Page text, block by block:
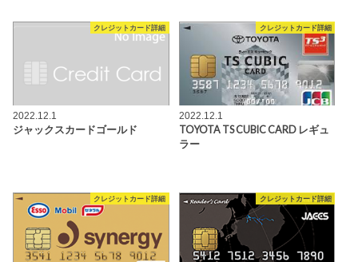
クレジットカード詳細
2022.12.1
ジャックスカードゴールド
クレジットカード詳細
2022.12.1
TOYOTA TS CUBIC CARD レギュ
ラー
クレジットカード詳細 クレジットカード詳細